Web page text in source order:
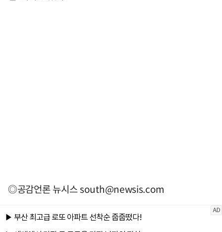
◎공감언론 뉴시스south@newsis.com